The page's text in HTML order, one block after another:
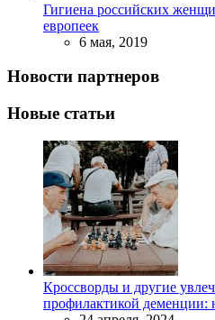
Гигиена российских
европеек
6 мая, 2019
Новости партнеров
Новые статьи
Кроссворды и другие
профилактикой деменции: